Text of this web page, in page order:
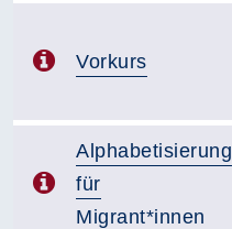
Vorkurs
Alphabetisierung
für
Migrant*innen